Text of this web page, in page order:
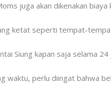
juga akan dikenakan
ketat seperti tempat-
Siung kapan saja selama 24
waktu, perlu diingat bahwa